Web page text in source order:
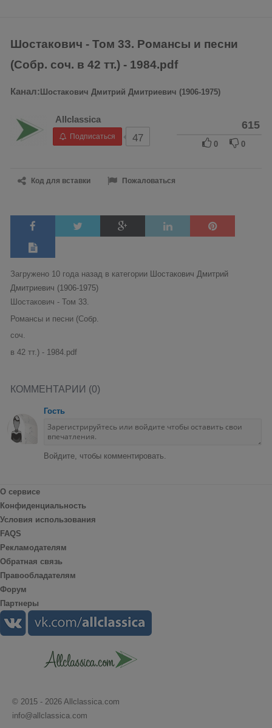
Шостакович - Том 33. Романсы и песни
(Собр. соч. в 42 тт.) - 1984.pdf
Канал: Шостакович Дмитрий Дмитриевич (1906-1975)
Allclassica
Подписаться 47
615
0 0
Код для вставки Пожаловаться
Загружено 10 года назад в категории Шостакович Дмитрий
Дмитриевич (1906-1975)
Шостакович - Том 33.
Романсы и песни (Собр.
соч.
в 42 тт.) - 1984.pdf
КОММЕНТАРИИ (0)
Гость
Войдите, чтобы комментировать.
О сервисе
Конфиденциальность
Условия использования
FAQS
Рекламодателям
Обратная связь
Правообладателям
Форум
Партнеры
© 2015 - 2026 Allclassica.com
info@allclassica.com